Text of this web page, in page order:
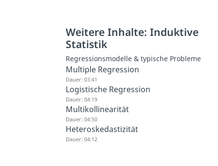
Weitere Inhalte: Induktive
Statistik
Regressionsmodelle & typische Probleme
Multiple Regression
Dauer: 03:41
Logistische Regression
Dauer: 04:19
Multikollinearität
Dauer: 04:50
Heteroskedastizität
Dauer: 04:12